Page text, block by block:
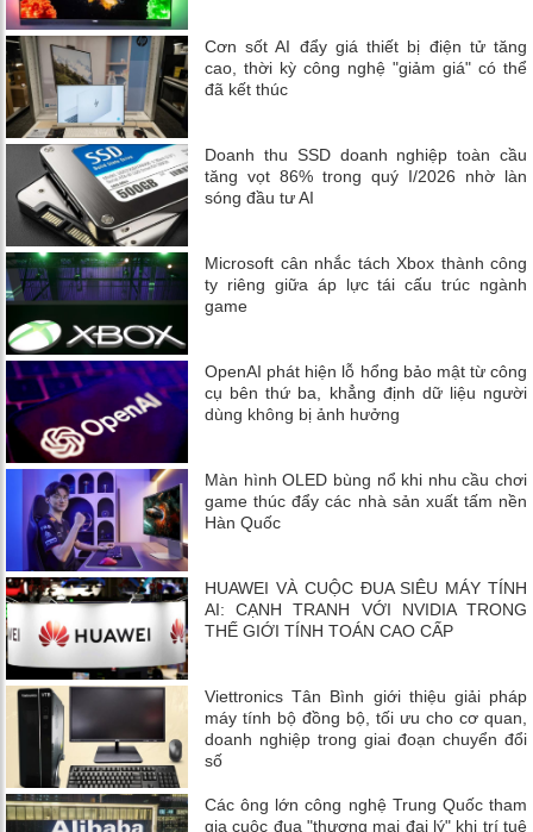
Cơn sốt AI đẩy giá thiết bị điện tử tăng
cao, thời kỳ công nghệ "giảm giá" có thể
đã kết thúc
Doanh thu SSD doanh nghiệp toàn cầu
tăng vọt 86% trong quý I/2026 nhờ làn
sóng đầu tư AI
Microsoft cân nhắc tách Xbox thành công
ty riêng giữa áp lực tái cấu trúc ngành
game
OpenAI phát hiện lỗ hổng bảo mật từ công
cụ bên thứ ba, khẳng định dữ liệu người
dùng không bị ảnh hưởng
Màn hình OLED bùng nổ khi nhu cầu chơi
game thúc đẩy các nhà sản xuất tấm nền
Hàn Quốc
HUAWEI VÀ CUỘC ĐUA SIÊU MÁY TÍNH
AI: CẠNH TRANH VỚI NVIDIA TRONG
THẾ GIỚI TÍNH TOÁN CAO CẤP
Viettronics Tân Bình giới thiệu giải pháp
máy tính bộ đồng bộ, tối ưu cho cơ quan,
doanh nghiệp trong giai đoạn chuyển đổi
số
Các ông lớn công nghệ Trung Quốc tham
gia cuộc đua "thương mại đại lý" khi trí tuệ